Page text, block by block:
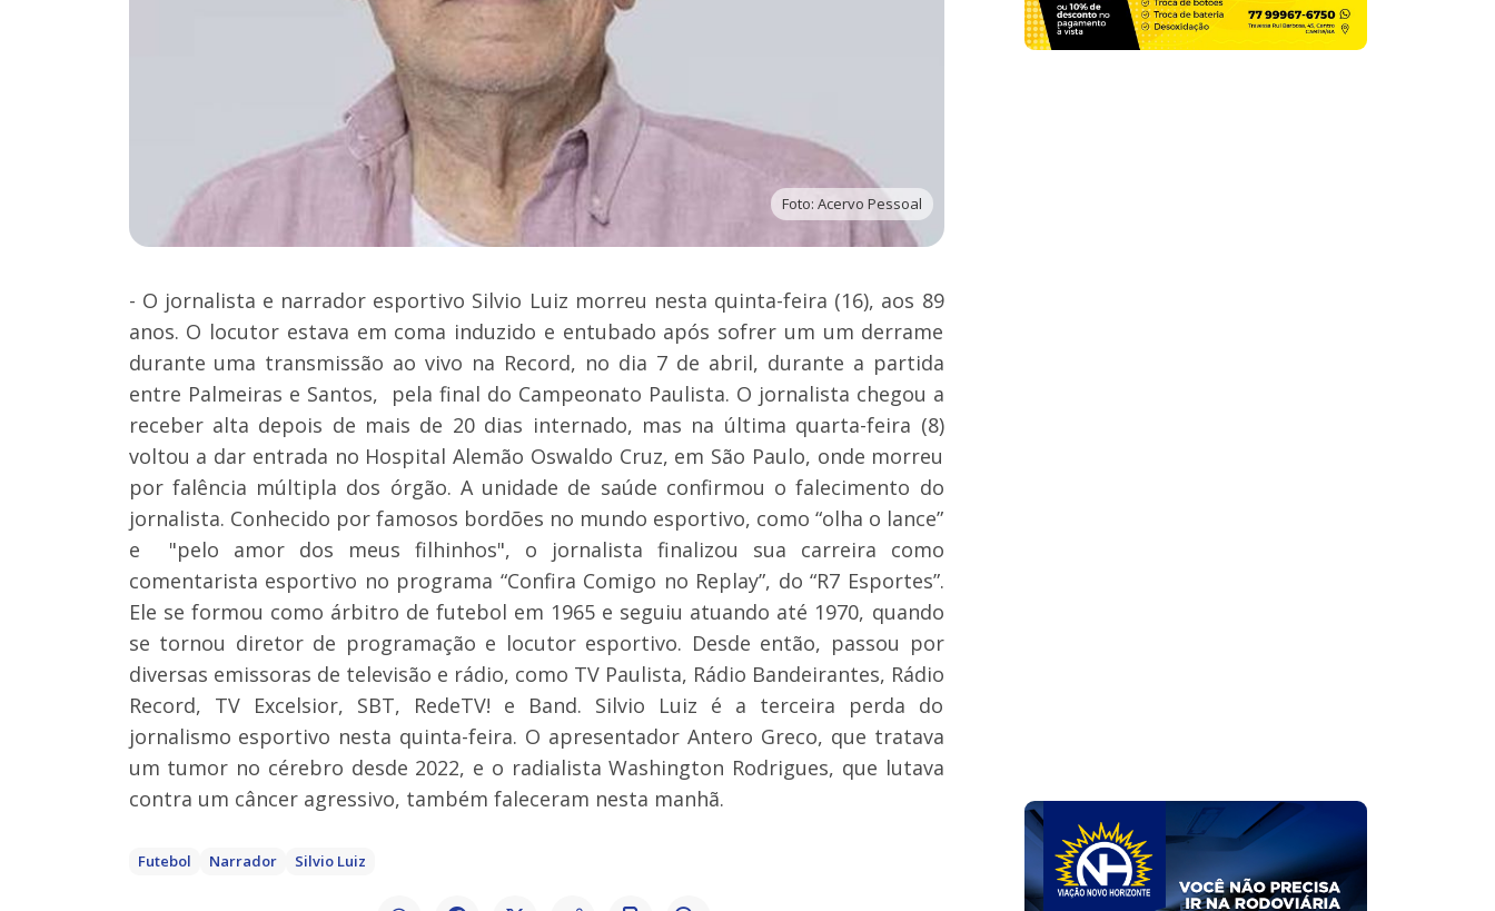
Foto: Acervo Pessoal
- O jornalista e narrador esportivo Silvio Luiz morreu nesta quinta-feira (16), aos 89
anos. O locutor estava em coma induzido e entubado após sofrer um um derrame
durante uma transmissão ao vivo na Record, no dia 7 de abril, durante a partida
entre Palmeiras e Santos, pela final do Campeonato Paulista. O jornalista chegou a
receber alta depois de mais de 20 dias internado, mas na última quarta-feira (8)
voltou a dar entrada no Hospital Alemão Oswaldo Cruz, em São Paulo, onde morreu
por falência múltipla dos órgão. A unidade de saúde confirmou o falecimento do
jornalista. Conhecido por famosos bordões no mundo esportivo, como “olha o lance”
e "pelo amor dos meus filhinhos", o jornalista finalizou sua carreira como
comentarista esportivo no programa “Confira Comigo no Replay”, do “R7 Esportes”.
Ele se formou como árbitro de futebol em 1965 e seguiu atuando até 1970, quando
se tornou diretor de programação e locutor esportivo. Desde então, passou por
diversas emissoras de televisão e rádio, como TV Paulista, Rádio Bandeirantes, Rádio
Record, TV Excelsior, SBT, RedeTV! e Band. Silvio Luiz é a terceira perda do
jornalismo esportivo nesta quinta-feira. O apresentador Antero Greco, que tratava
um tumor no cérebro desde 2022, e o radialista Washington Rodrigues, que lutava
contra um câncer agressivo, também faleceram nesta manhã.
Futebol Narrador Silvio Luiz